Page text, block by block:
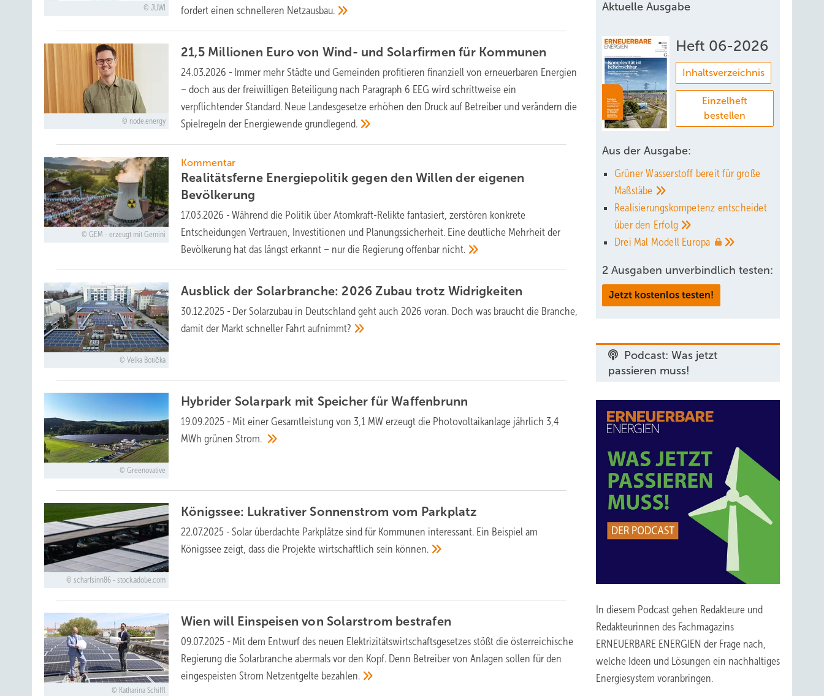
JUWI
fordert einen schnelleren Netzausbau.
node.energy
21,5 Millionen Euro von Wind- und Solarfirmen für Kommunen
24.03.2026 - Immer mehr Städte und Gemeinden profitieren finanziell von erneuerbaren Energien
– doch aus der freiwilligen Beteiligung nach Paragraph 6 EEG wird schrittweise ein
verpflichtender Standard. Neue Landesgesetze erhöhen den Druck auf Betreiber und verändern die
Spielregeln der Energiewendegrundlegend.
GEM - erzeugt mit Gemini
Kommentar
Realitätsferne Energiepolitik gegen den Willen der eigenen
Bevölkerung
17.03.2026 - Während die Politik über Atomkraft-Relikte fantasiert, zerstören konkrete
Entscheidungen Vertrauen, Investitionen und Planungssicherheit. Eine deutliche Mehrheit der
Bevölkerung hat das längst erkannt – nur die Regierung offenbar nicht.
Velka Botička
Ausblick der Solarbranche: 2026 Zubau trotz Widrigkeiten
30.12.2025 - Der Solarzubau in Deutschland geht auch 2026 voran. Doch was braucht die Branche,
damit der Markt schneller Fahrtaufnimmt?
Greenovative
Hybrider Solarpark mit Speicher fürWaffenbrunn
19.09.2025 - Mit einer Gesamtleistung von 3,1 MW erzeugt die Photovoltaikanlage jährlich 3,4
MWh grünenStrom.
scharfsinn86 - stock.adobe.com
Königssee: Lukrativer Sonnenstrom vom Parkplatz
22.07.2025 - Solar überdachte Parkplätze sind für Kommunen interessant. Ein Beispiel am
Königssee zeigt, dass die Projekte wirtschaftlich sein können.
Katharina Schiffl
Wien will Einspeisen von Solarstrom bestrafen
09.07.2025 - Mit dem Entwurf des neuen Elektrizitätswirtschaftsgesetzes stößt die österreichische
Regierung die Solarbranche abermals vor den Kopf. Denn Betreiber von Anlagen sollen für den
eingespeisten Strom Netzentgelte bezahlen.
Aktuelle Ausgabe
Heft 06-2026
Inhaltsverzeichnis
Einzelheft
bestellen
Aus der Ausgabe:
Grüner Wasserstoff bereit für große
Maßstäbe
Realisierungskompetenz entscheidet
über den Erfolg
Drei Mal Modell Europa
2 Ausgaben unverbindlich testen:
Jetzt kostenlos testen!
Podcast: Was jetzt
passieren muss!
In diesem Podcast gehen Redakteure und
Redakteurinnen des Fachmagazins
ERNEUERBARE ENERGIEN der Frage nach,
welche Ideen und Lösungen ein nachhaltiges
Energiesystem voranbringen.